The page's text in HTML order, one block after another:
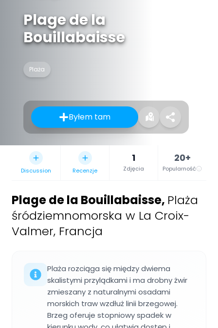
Plage de la
Bouillabaisse
Plaża
Byłem tam
Discussion Recenzje
1
Zdjęcia
20+
Popularność
Plage de la Bouillabaisse, Plaża
śródziemnomorska w La Croix-
Valmer, Francja
Plaża rozciąga się między dwiema
skalistymi przylądkami i ma drobny żwir
zmieszany z naturalnymi osadami
morskich traw wzdłuż linii brzegowej.
Brzeg oferuje stopniowy spadek w